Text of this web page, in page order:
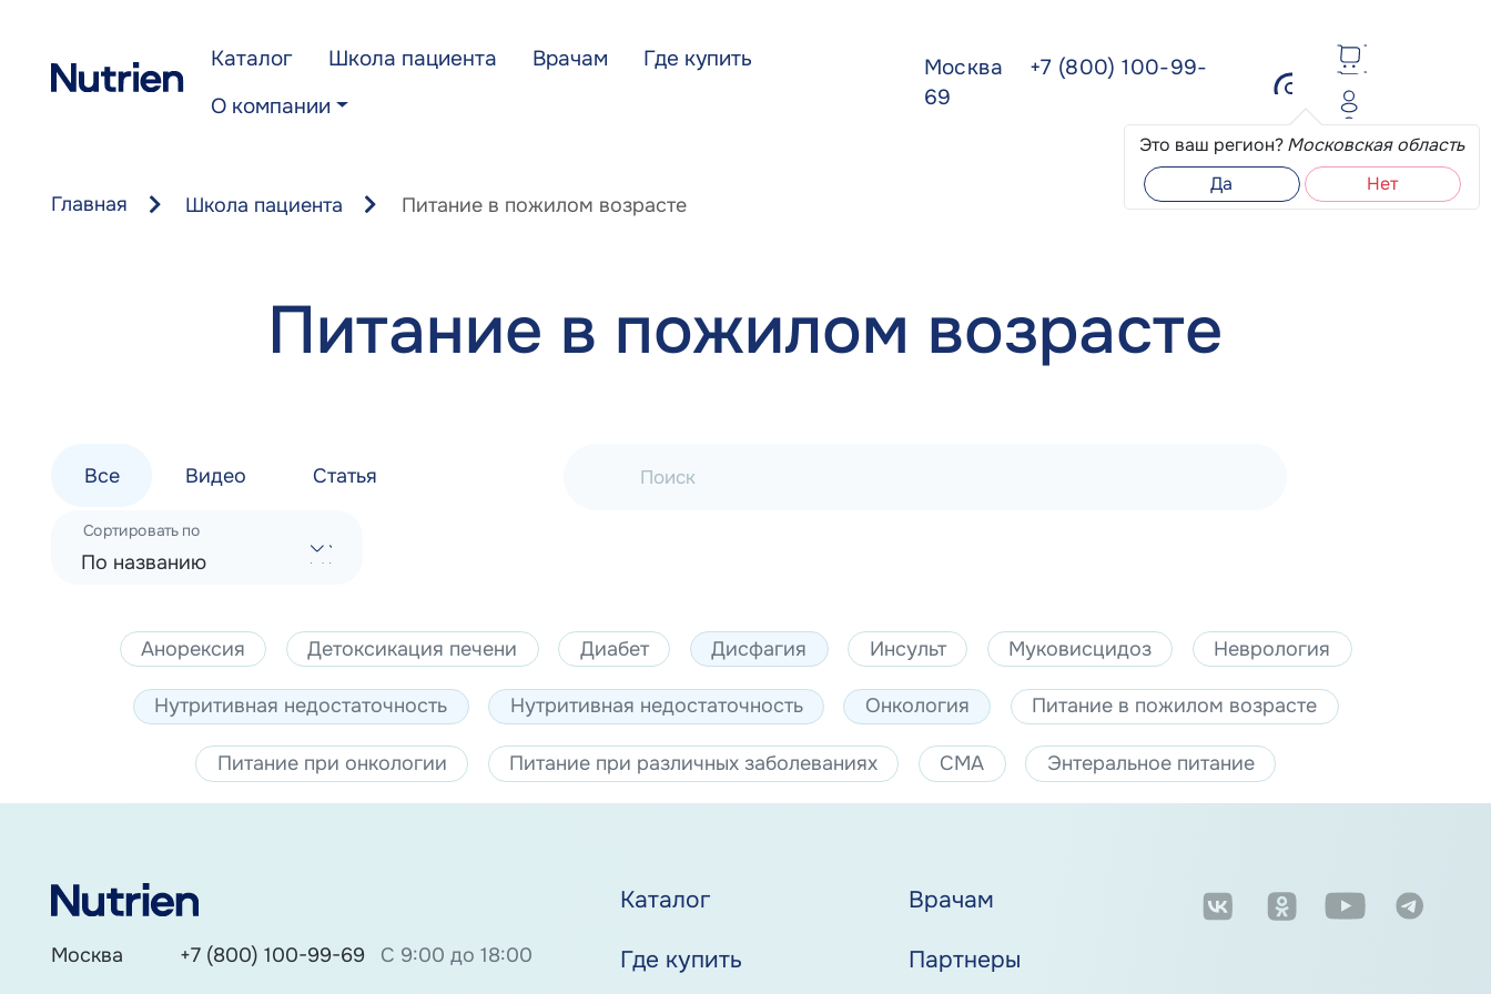
Каталог Школа пациента Врачам
Где купить
О компании
Москва
+7 (800) 100-99-
69
Это ваш регион?Московская область
Да
Нет
Главная Школа пациента Питание в пожилом возрасте
Питание в пожилом возрасте
Все Видео Статья Поиск
По названию
Сортировать по
Анорексия Детоксикация печени Диабет Дисфагия Инсульт Муковисцидоз Неврология
Нутритивная недостаточность Нутритивная недостаточность Онкология Питание в пожилом возрасте
Питание при онкологии Питание при различных заболеваниях СМА Энтеральное питание
Москва +7 (800) 100-99-69
С 9:00 до 18:00
Каталог Врачам
Где купить Партнеры